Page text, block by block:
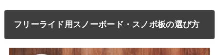
フリーライド用スノーボード・スノボ板の選び方